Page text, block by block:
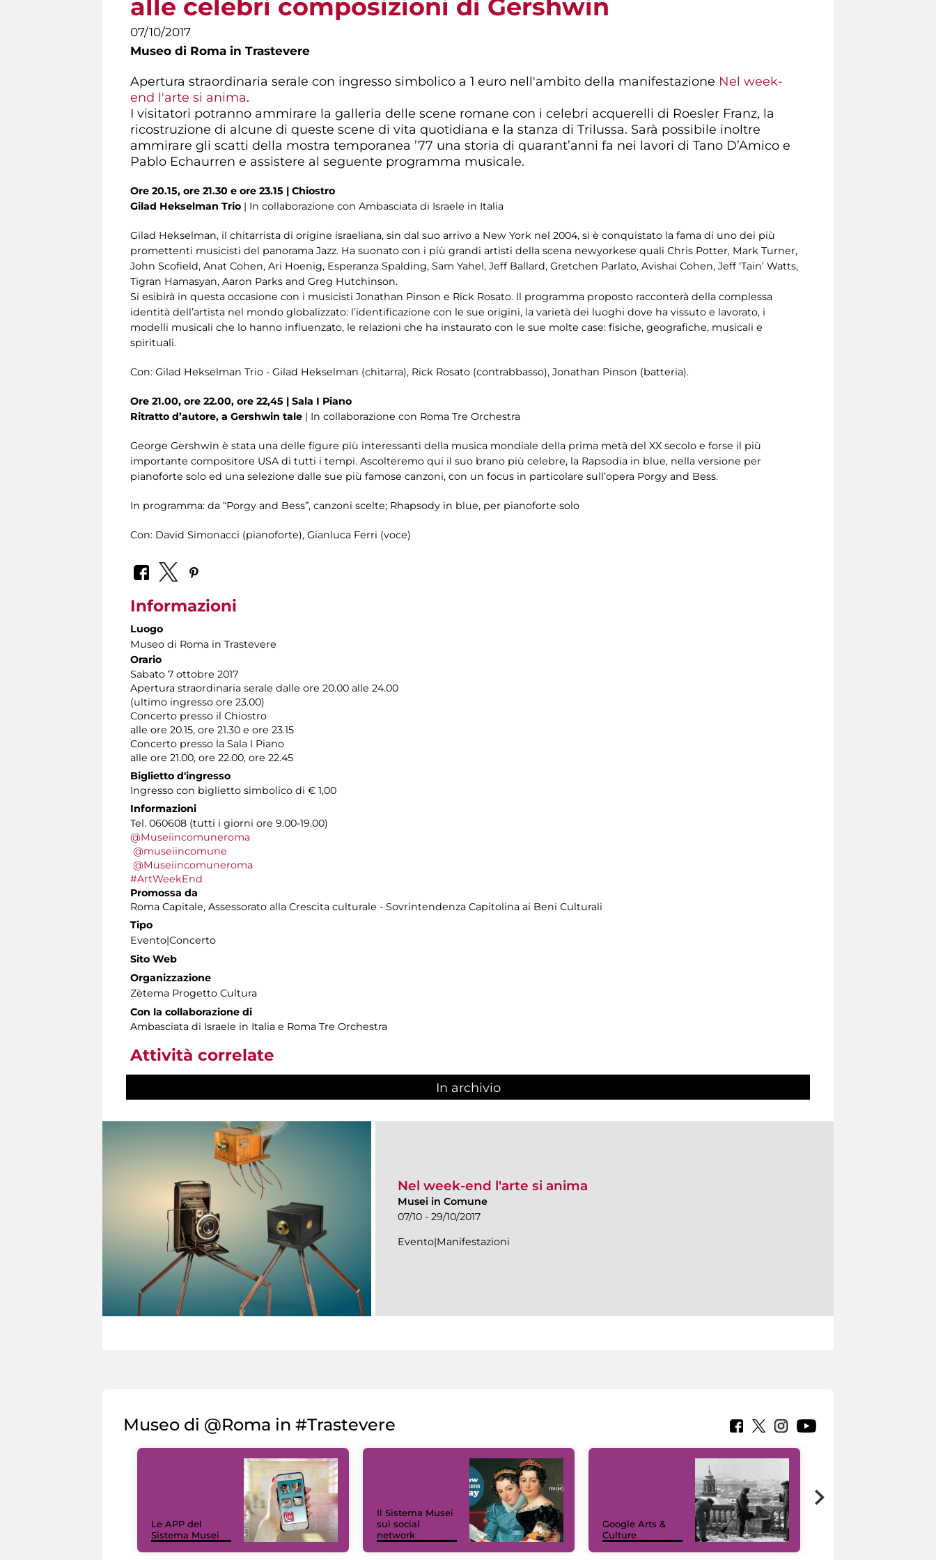
alle celebri composizioni di Gershwin
07/10/2017
Museo di Roma in Trastevere
Apertura straordinaria serale con ingresso simbolico a 1 euro nell'ambito della manifestazione Nel week-
end l'arte si anima.
I visitatori potranno ammirare la galleria delle scene romane con i celebri acquerelli di Roesler Franz, la
ricostruzione di alcune di queste scene di vita quotidiana e la stanza di Trilussa. Sarà possibile inoltre
ammirare gli scatti della mostra temporanea ’77 una storia di quarant’anni fa nei lavori di Tano D’Amico e
Pablo Echaurren e assistere al seguente programma musicale.
Ore 20.15, ore 21.30 e ore 23.15 | Chiostro
Gilad Hekselman Trio | In collaborazione con Ambasciata di Israele in Italia
Gilad Hekselman, il chitarrista di origine israeliana, sin dal suo arrivo a New York nel 2004, si è conquistato la fama di uno dei più
promettenti musicisti del panorama Jazz. Ha suonato con i più grandi artisti della scena newyorkese quali Chris Potter, Mark Turner,
John Scofield, Anat Cohen, Ari Hoenig, Esperanza Spalding, Sam Yahel, Jeff Ballard, Gretchen Parlato, Avishai Cohen, Jeff ‘Tain’ Watts,
Tigran Hamasyan, Aaron Parks and Greg Hutchinson.
Si esibirà in questa occasione con i musicisti Jonathan Pinson e Rick Rosato. Il programma proposto racconterà della complessa
identità dell’artista nel mondo globalizzato: l’identificazione con le sue origini, la varietà dei luoghi dove ha vissuto e lavorato, i
modelli musicali che lo hanno influenzato, le relazioni che ha instaurato con le sue molte case: fisiche, geografiche, musicali e
spirituali.
Con: Gilad Hekselman Trio - Gilad Hekselman (chitarra), Rick Rosato (contrabbasso), Jonathan Pinson (batteria).
Ore 21.00, ore 22.00, ore 22,45 | Sala I Piano
Ritratto d’autore, a Gershwin tale | In collaborazione con Roma Tre Orchestra
George Gershwin è stata una delle figure più interessanti della musica mondiale della prima metà del XX secolo e forse il più
importante compositore USA di tutti i tempi. Ascolteremo qui il suo brano più celebre, la Rapsodia in blue, nella versione per
pianoforte solo ed una selezione dalle sue più famose canzoni, con un focus in particolare sull’opera Porgy and Bess.
In programma: da “Porgy and Bess”, canzoni scelte; Rhapsody in blue, per pianoforte solo
Con: David Simonacci (pianoforte), Gianluca Ferri (voce)
Informazioni
Luogo
Museo di Roma in Trastevere
Orario
Sabato 7 ottobre 2017
Apertura straordinaria serale dalle ore 20.00 alle 24.00
(ultimo ingresso ore 23.00)
Concerto presso il Chiostro
alle ore 20.15, ore 21.30 e ore 23.15
Concerto presso la Sala I Piano
alle ore 21.00, ore 22.00, ore 22.45
Biglietto d'ingresso
Ingresso con biglietto simbolico di € 1,00
Informazioni
Tel. 060608 (tutti i giorni ore 9.00-19.00)
@Museiincomuneroma
@museiincomune
@Museiincomuneroma
#ArtWeekEnd
Promossa da
Roma Capitale, Assessorato alla Crescita culturale - Sovrintendenza Capitolina ai Beni Culturali
Tipo
Evento|Concerto
Sito Web
Organizzazione
Zètema Progetto Cultura
Con la collaborazione di
Ambasciata di Israele in Italia e Roma Tre Orchestra
Attività correlate
In archivio
Nel week-end l'arte si anima
Musei in Comune
07/10 - 29/10/2017
Evento|Manifestazioni
Museo di @Roma in #Trastevere
Le APP del
Sistema Musei
Il Sistema Musei
sui social
network
Google Arts &
Culture